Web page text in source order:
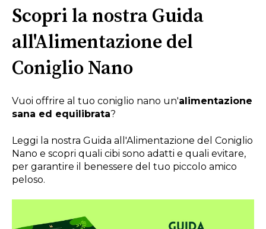
Scopri la nostra Guida
all'Alimentazione del
Coniglio Nano
Vuoi offrire al tuo coniglio nano un'alimentazione
sana ed equilibrata?
Leggi la nostra Guida all'Alimentazione del Coniglio
Nano e scopri quali cibi sono adatti e quali evitare,
per garantire il benessere del tuo piccolo amico
peloso.